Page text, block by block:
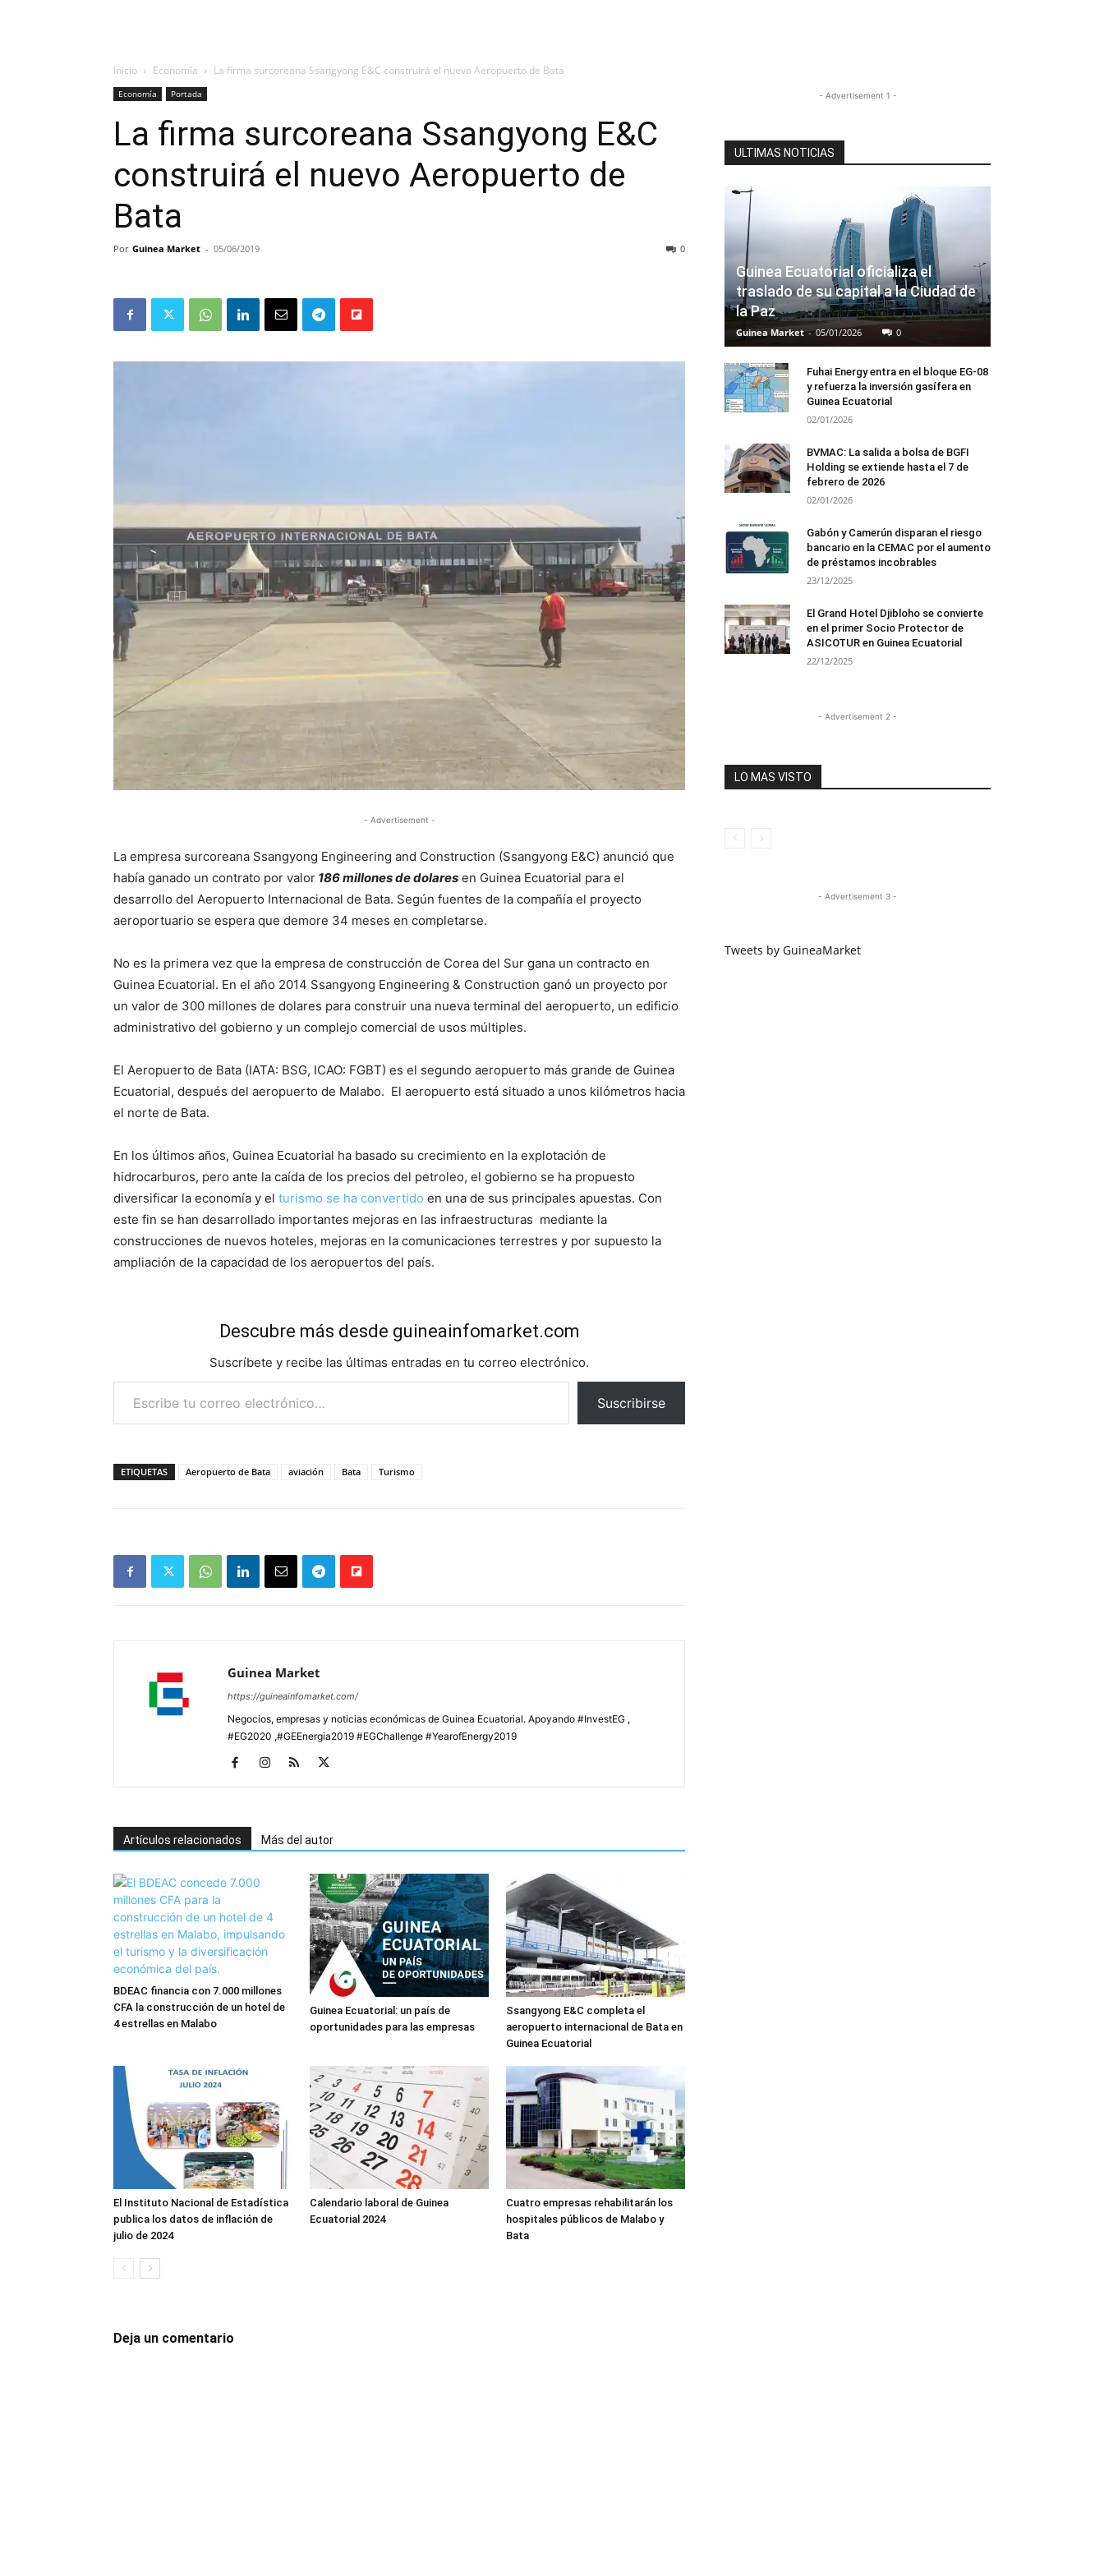
Inicio Economía La firma surcoreana Ssangyong E&C construirá el nuevo Aeropuerto de Bata
Economía Portada
La firma surcoreana Ssangyong E&C
construirá el nuevo Aeropuerto de
Bata
Por Guinea Market - 05/06/2019 0
- Advertisement -
La empresa surcoreana Ssangyong Engineering and Construction (Ssangyong E&C) anunció que
había ganado un contrato por valor 186 millones de dolares en Guinea Ecuatorial para el
desarrollo del Aeropuerto Internacional de Bata. Según fuentes de la compañía el proyecto
aeroportuario se espera que demore 34 meses en completarse.
No es la primera vez que la empresa de construcción de Corea del Sur gana un contracto en
Guinea Ecuatorial. En el año 2014 Ssangyong Engineering & Construction ganó un proyecto por
un valor de 300 millones de dolares para construir una nueva terminal del aeropuerto, un edificio
administrativo del gobierno y un complejo comercial de usos múltiples.
El Aeropuerto de Bata​ (IATA: BSG, ICAO: FGBT) es el segundo aeropuerto más grande de Guinea
Ecuatorial, después del aeropuerto de Malabo. El aeropuerto está situado a unos kilómetros hacia
el norte de Bata.
En los últimos años, Guinea Ecuatorial ha basado su crecimiento en la explotación de
hidrocarburos, pero ante la caída de los precios del petroleo, el gobierno se ha propuesto
diversificar la economía y el turismo se ha convertido en una de sus principales apuestas. Con
este fin se han desarrollado importantes mejoras en las infraestructuras mediante la
construcciones de nuevos hoteles, mejoras en la comunicaciones terrestres y por supuesto la
ampliación de la capacidad de los aeropuertos del país.
Descubre más desde guineainfomarket.com
Suscríbete y recibe las últimas entradas en tu correo electrónico.
Escribe tu correo electrónico…
Suscribirse
ETIQUETAS Aeropuerto de Bata aviación Bata Turismo
Guinea Market
https://guineainfomarket.com/
Negocios, empresas y noticias económicas de Guinea Ecuatorial. Apoyando #InvestEG ,
#EG2020 ,#GEEnergia2019 #EGChallenge #YearofEnergy2019
Artículos relacionados Más del autor
BDEAC financia con 7.000 millones
CFA la construcción de un hotel de
4 estrellas en Malabo
Guinea Ecuatorial: un país de
oportunidades para las empresas
Ssangyong E&C completa el
aeropuerto internacional de Bata en
Guinea Ecuatorial
El Instituto Nacional de Estadística
publica los datos de inflación de
julio de 2024
Calendario laboral de Guinea
Ecuatorial 2024
Cuatro empresas rehabilitarán los
hospitales públicos de Malabo y
Bata
Deja un comentario
- Advertisement 1 -
ULTIMAS NOTICIAS
Guinea Ecuatorial oficializa el
traslado de su capital a la Ciudad de
la Paz
Guinea Market - 05/01/2026 0
Fuhai Energy entra en el bloque EG-08
y refuerza la inversión gasífera en
Guinea Ecuatorial
02/01/2026
BVMAC: La salida a bolsa de BGFI
Holding se extiende hasta el 7 de
febrero de 2026
02/01/2026
Gabón y Camerún disparan el riesgo
bancario en la CEMAC por el aumento
de préstamos incobrables
23/12/2025
El Grand Hotel Djibloho se convierte
en el primer Socio Protector de
ASICOTUR en Guinea Ecuatorial
22/12/2025
- Advertisement 2 -
LO MAS VISTO
- Advertisement 3 -
Tweets by GuineaMarket